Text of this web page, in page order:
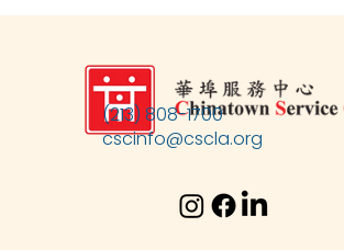
(213) 808-1700
cscinfo@cscla.org